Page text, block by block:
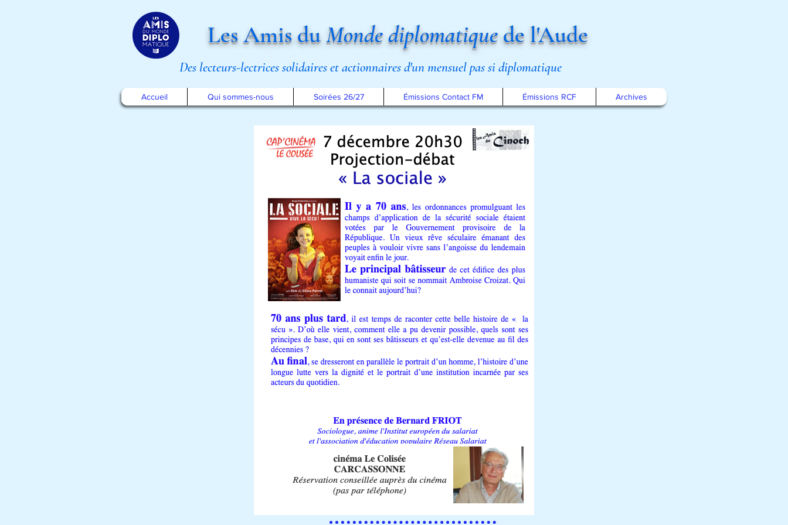
Les Amis duMonde diplomatiquede l'Aude
Des lecteurs-lectrices solidaires et actionnaires d'un mensuel pas si diplomatique
Accueil Qui sommes-nous Soirées 26/27 Émissions Contact FM Émissions RCF Archives